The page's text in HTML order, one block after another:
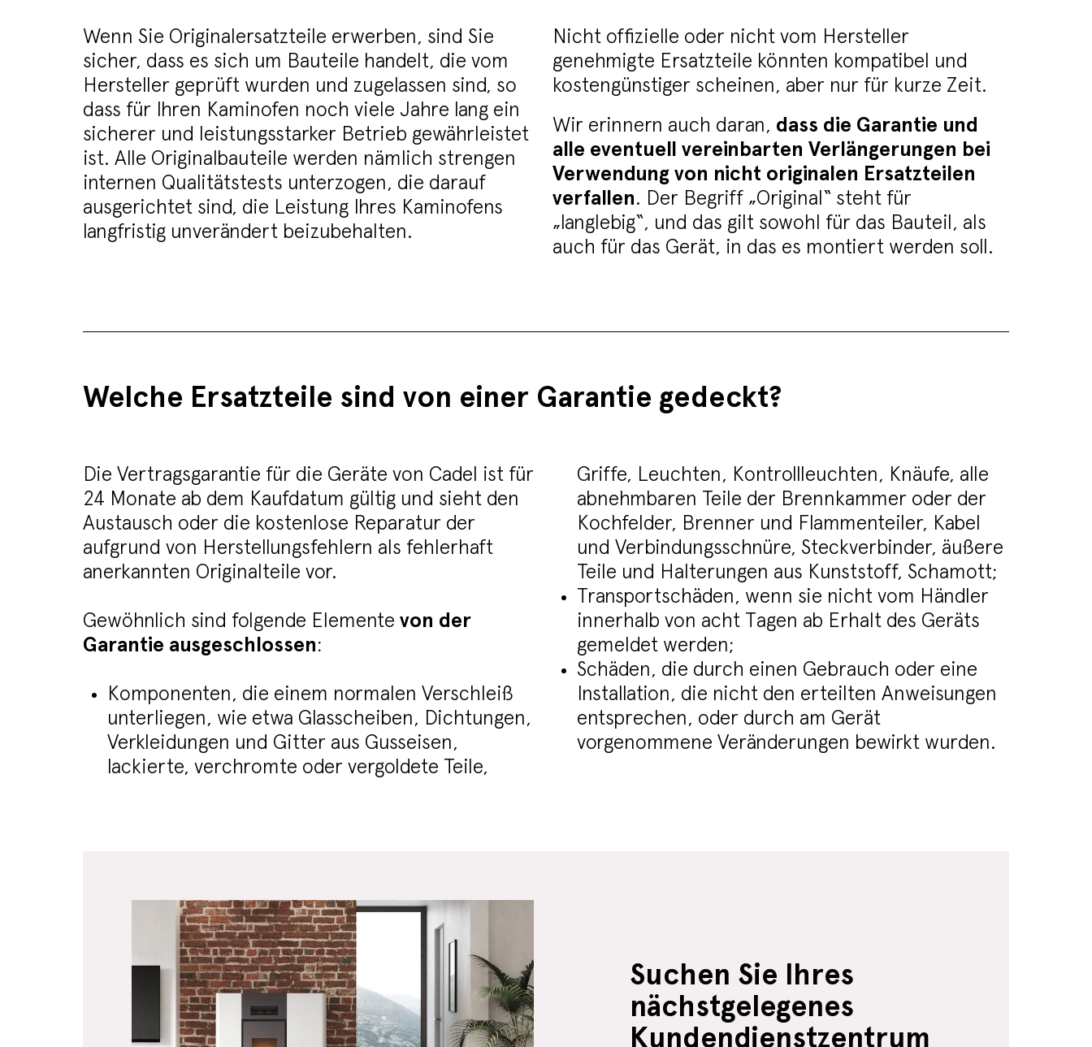
Wenn Sie Originalersatzteile erwerben, sind Sie
sicher, dass es sich um Bauteile handelt, die vom
Hersteller geprüft wurden und zugelassen sind, so
dass für Ihren Kaminofen noch viele Jahre lang ein
sicherer und leistungsstarker Betrieb gewährleistet
ist. Alle Originalbauteile werden nämlich strengen
internen Qualitätstests unterzogen, die darauf
ausgerichtet sind, die Leistung Ihres Kaminofens
langfristig unverändert beizubehalten.
Nicht offizielle oder nicht vom Hersteller
genehmigte Ersatzteile könnten kompatibel und
kostengünstiger scheinen, aber nur für kurze Zeit.
Wir erinnern auch daran, dass die Garantie und
alle eventuell vereinbarten Verlängerungen bei
Verwendung von nicht originalen Ersatzteilen
verfallen. Der Begriff „Original“ steht für
„langlebig“, und das gilt sowohl für das Bauteil, als
auch für das Gerät, in das es montiert werden soll.
Welche Ersatzteile sind von einer Garantie gedeckt?
Die Vertragsgarantie für die Geräte von Cadel ist für
24 Monate ab dem Kaufdatum gültig und sieht den
Austausch oder die kostenlose Reparatur der
aufgrund von Herstellungsfehlern als fehlerhaft
anerkannten Originalteile vor.
Gewöhnlich sind folgende Elemente von der
Garantie ausgeschlossen:
Komponenten, die einem normalen Verschleiß
unterliegen, wie etwa Glasscheiben, Dichtungen,
Verkleidungen und Gitter aus Gusseisen,
lackierte, verchromte oder vergoldete Teile,
Griffe, Leuchten, Kontrollleuchten, Knäufe, alle
abnehmbaren Teile der Brennkammer oder der
Kochfelder, Brenner und Flammenteiler, Kabel
und Verbindungsschnüre, Steckverbinder, äußere
Teile und Halterungen aus Kunststoff, Schamott;
Transportschäden, wenn sie nicht vom Händler
innerhalb von acht Tagen ab Erhalt des Geräts
gemeldet werden;
Schäden, die durch einen Gebrauch oder eine
Installation, die nicht den erteilten Anweisungen
entsprechen, oder durch am Gerät
vorgenommene Veränderungen bewirkt wurden.
Suchen Sie Ihres
nächstgelegenes
Kundendienstzentrum